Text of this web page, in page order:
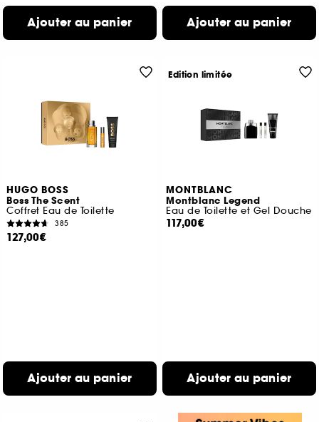
Ajouter au panier Ajouter au panier
HUGO BOSS
Boss The Scent
Coffret Eau de Toilette
385
127,00€
Ajouter au panier
MONTBLANC
Montblanc Legend
Eau de Toilette et Gel Douche
117,00€
Ajouter au panier
Edition limitée